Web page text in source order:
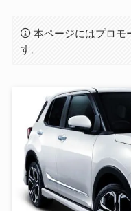
本ページにはプロモ
す。